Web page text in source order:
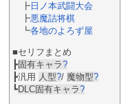
┣ 日ノ本武闘大会
┣悪魔詰将棋
┗各地のよろず屋
■セリフまとめ
┣固有キャラ?
┣汎用 人型?/ 魔物型?
┗DLC固有キャラ?